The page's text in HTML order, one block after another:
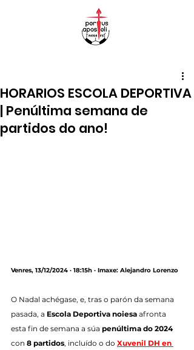
HORARIOS ESCOLA DEPORTIVA
| Penúltima semana de
partidos do ano!
Venres, 13/12/2024 · 18:15h · Imaxe: Alejandro Lorenzo
O Nadal achégase, e, tras o parón da semana
pasada, a Escola Deportiva noiesa afronta
esta fin de semana a súa penúltima do 2024
con 8 partidos, incluído o do Xuvenil DH en